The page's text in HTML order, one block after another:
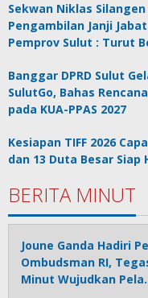
Sekwan Niklas
Pengambilan Janji
Pemprov Sulut : Turut
Banggar DPRD Sulut
SulutGo, Bahas
pada KUA-PPAS 2027
Kesiapan TIFF 2026
dan 13 Duta Besar Siap
BERITA MINUT
Joune Ganda Hadiri
Ombudsman RI,
Minut Wujudkan